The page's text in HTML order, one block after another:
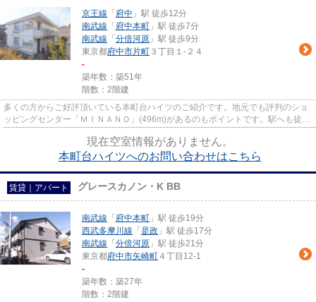
京王線 「 府中 」駅 徒歩12分
南武線 「 府中本町 」駅 徒歩7分
南武線 「 分倍河原 」駅 徒歩9分
東京都府中市片町 ３丁目１-２４
-
築年数：築51年
階数：2階建
多くの方からご好評頂いている本町台ハイツのご紹介です。地元でも評判のショ
ッピングセンター「ＭＩＮＡＮＯ」(496m)があるのもポイントです。駅へも徒歩
現在空室情報がありません。
本町台ハイツへのお問い合わせはこちら
賃貸｜アパート グレースカノン・K BB
南武線 「 府中本町 」駅 徒歩19分
西武多摩川線 「 是政 」駅 徒歩17分
南武線 「 分倍河原 」駅 徒歩21分
東京都府中市矢崎町 ４丁目12-1
-
築年数：築27年
階数：2階建